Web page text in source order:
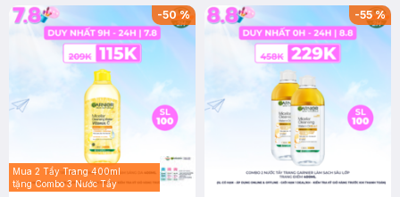
-50%
Mua 2 Tẩy Trang 400ml
tặng Combo 3 Nước Tẩy
-55%